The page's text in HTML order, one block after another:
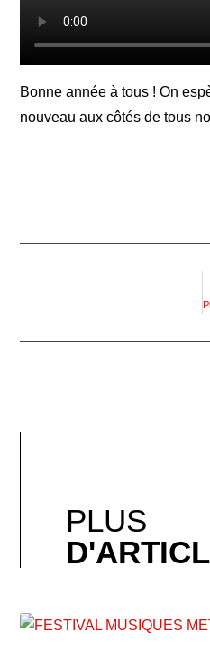
Bonne année à tous ! On
nouveau aux côtés de tous
PLUS